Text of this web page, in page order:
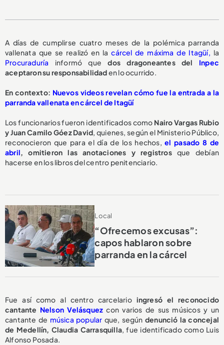
A días de cumplirse cuatro meses de la polémica parranda
vallenata que se realizó en lacárcel de máxima de Itagüí, la
Procuraduría informó quedos dragoneantes del Inpec
aceptaron su responsabilidaden lo ocurrido.
En contexto: Nuevos videos revelan cómo fue la entrada a la
parranda vallenata en cárcel de Itagüí
Los funcionarios fueron identificados como Nairo Vargas Rubio
y Juan Camilo Góez David, quienes, según el Ministerio Público,
reconocieron que para el día de los hechos,el pasado 8 de
abril, omitieron las anotaciones y registrosque debían
hacerse en los libros del centro penitenciario.
Local
“Ofrecemos excusas”:
capos hablaron sobre
parranda en la cárcel
Fue así como al centro carcelario ingresó el reconocido
cantante Nelson Velásquez con varios de sus músicos y un
cantante de música popular que, según denunció la concejal
de Medellín, Claudia Carrasquilla, fue identificado como Luis
Alfonso Posada.